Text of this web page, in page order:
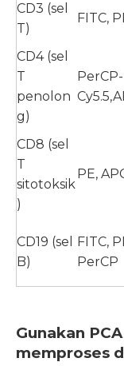
CD3 (sel
T)
FITC,
CD4 (sel
T
penolon
g)
PerCP-
CD8 (sel
T
sitotoksik
)
PE,
CD19 (sel
B)
FITC,
PerCP
Gunakan
memproses